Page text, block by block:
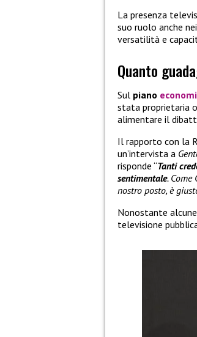
La presenza
suo ruolo anche
versatilità e
Quanto
Sul piano
stata proprietaria
alimentare il
Il rapporto con la
un’intervista a
risponde “Tanti
sentimentale.
nostro posto, è
Nonostante
televisione